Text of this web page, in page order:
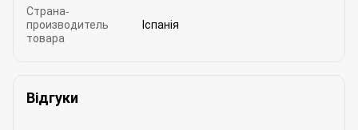
Страна-
производитель
товара
Іспанія
Відгуки